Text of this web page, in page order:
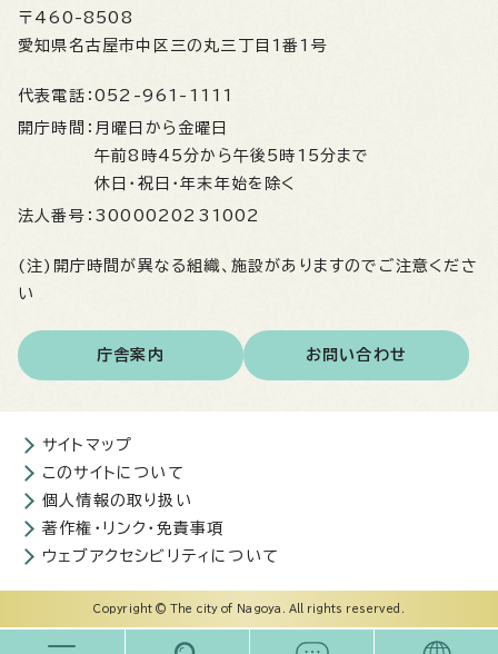
〒460-8508
愛知県名古屋市中区三の丸三丁目1番1号
代表電話： 052-961-1111
開庁時間： 月曜日から金曜日
午前8時45分から午後5時15分まで
休日・祝日・年末年始を除く
法人番号： 3000020231002
(注)開庁時間が異なる組織、施設がありますのでご注意くださ
い
庁舎案内 お問い合わせ
サイトマップ
このサイトについて
個人情報の取り扱い
著作権・リンク・免責事項
ウェブアクセシビリティについて
Copyright © The city of Nagoya. All rights reserved.